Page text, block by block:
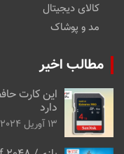
کالای دیجیتال
مد و پوشاک
مطالب اخیر
دارد
13 آوریل 2024